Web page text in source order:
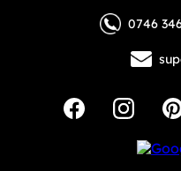
0746